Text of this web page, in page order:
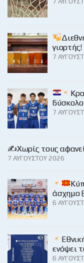
γιορτής!
7
7
✍️Χωρίς τους
7 ΑΥΓΟΎΣΤΟΥ 2026
άσχημο
6
ενόψει
6